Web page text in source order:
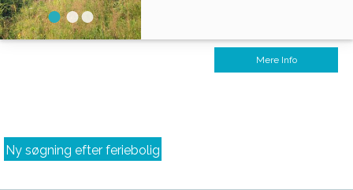
Mere Info
Ny søgning efter feriebolig